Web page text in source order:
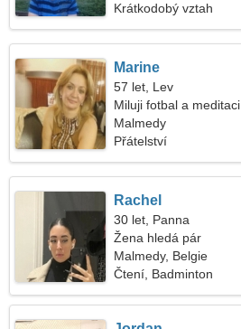
Krátkodobý vztah
Marine
57 let, Lev
Miluji fotbal a meditaci
Malmedy
Přátelství
Rachel
30 let, Panna
Žena hledá pár
Malmedy, Belgie
Čtení, Badminton